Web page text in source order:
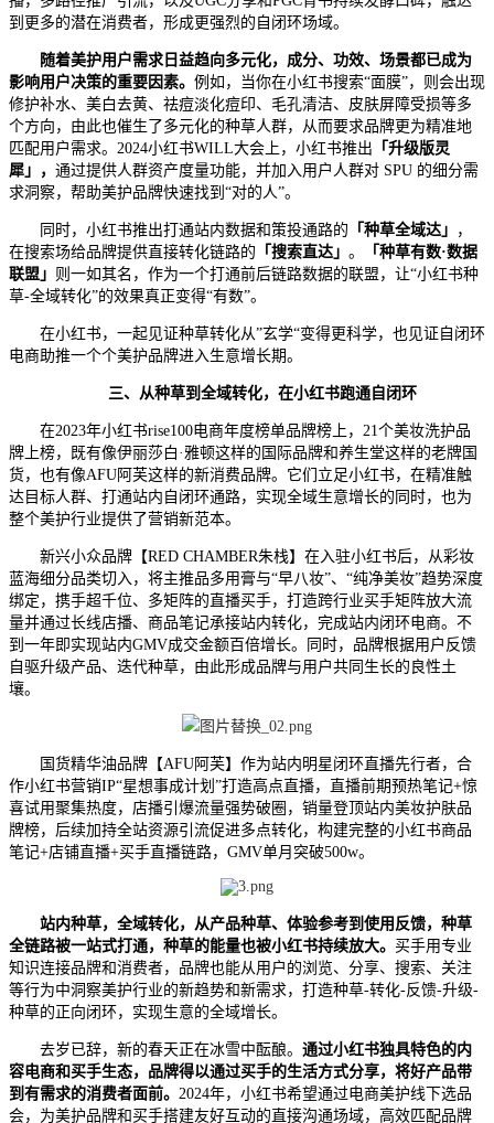
到更多的潜在消费者，形成更强烈的自闭环场域。
随着美护用户需求日益趋向多元化，成分、功效、场景都已成为
影响用户决策的重要因素。 例如，当你在小红书搜索“面膜”，则会出现
修护补水、美白去黄、祛痘淡化痘印、毛孔清洁、皮肤屏障受损等多
个方向，由此也催生了多元化的种草人群，从而要求品牌更为精准地
匹配用户需求。2024小红书WILL大会上，小红书推出 「升级版灵
犀」， 通过提供人群资产度量功能，并加入用户人群对 SPU 的细分需
求洞察，帮助美护品牌快速找到“对的人”。
同时，小红书推出打通站内数据和策投通路的 「种草全域达」
，
在搜索场给品牌提供直接转化链路的 「搜索直达」 。
「种草有数·数据
联盟」 则一如其名，作为一个打通前后链路数据的联盟，让“小红书种
草-全域转化”的效果真正变得“有数”。
在小红书，一起见证种草转化从”玄学“变得更科学，也见证自闭环
电商助推一个个美护品牌进入生意增长期。
三、 从种草到全域转化，在小红书跑通自闭环
在2023年小红书rise100电商年度榜单品牌榜上，21个美妆洗护品
牌上榜，既有像伊丽莎白·雅顿这样的国际品牌和养生堂这样的老牌国
货，也有像AFU阿芙这样的新消费品牌。它们立足小红书，在精准触
达目标人群、打通站内自闭环通路，实现全域生意增长的同时，也为
整个美护行业提供了营销新范本。
新兴小众品牌【RED CHAMBER朱栈】在入驻小红书后，从彩妆
蓝海细分品类切入，将主推品多用膏与“早八妆”、“纯净美妆”趋势深度
绑定，携手超千位、多矩阵的直播买手，打造跨行业买手矩阵放大流
量并通过长线店播、商品笔记承接站内转化，完成站内闭环电商。不
到一年即实现站内GMV成交金额百倍增长。同时，品牌根据用户反馈
自驱升级产品、迭代种草，由此形成品牌与用户共同生长的良性土
壤。
国货精华油品牌【AFU阿芙】作为站内明星闭环直播先行者，合
作小红书营销IP“星想事成计划”打造高点直播，直播前期预热笔记+惊
喜试用聚集热度，店播引爆流量强势破圈，销量登顶站内美妆护肤品
牌榜，后续加持全站资源引流促进多点转化，构建完整的小红书商品
笔记+店铺直播+买手直播链路，GMV单月突破500w。
站内种草，全域转化，从产品种草、体验参考到使用反馈，种草
全链路被一站式打通，种草的能量也被小红书持续放大。 买手用专业
知识连接品牌和消费者，品牌也能从用户的浏览、分享、搜索、关注
等行为中洞察美护行业的新趋势和新需求，打造种草-转化-反馈-升级-
种草的正向闭环，实现生意的全域增长。
去岁已辞，新的春天正在冰雪中酝酿。 通过小红书独具特色的内
容电商和买手生态，品牌得以通过买手的生活方式分享，将好产品带
到有需求的消费者面前。 2024年，小红书希望通过电商美护线下选品
会，为美护品牌和买手搭建友好互动的直接沟通场域，高效匹配品牌